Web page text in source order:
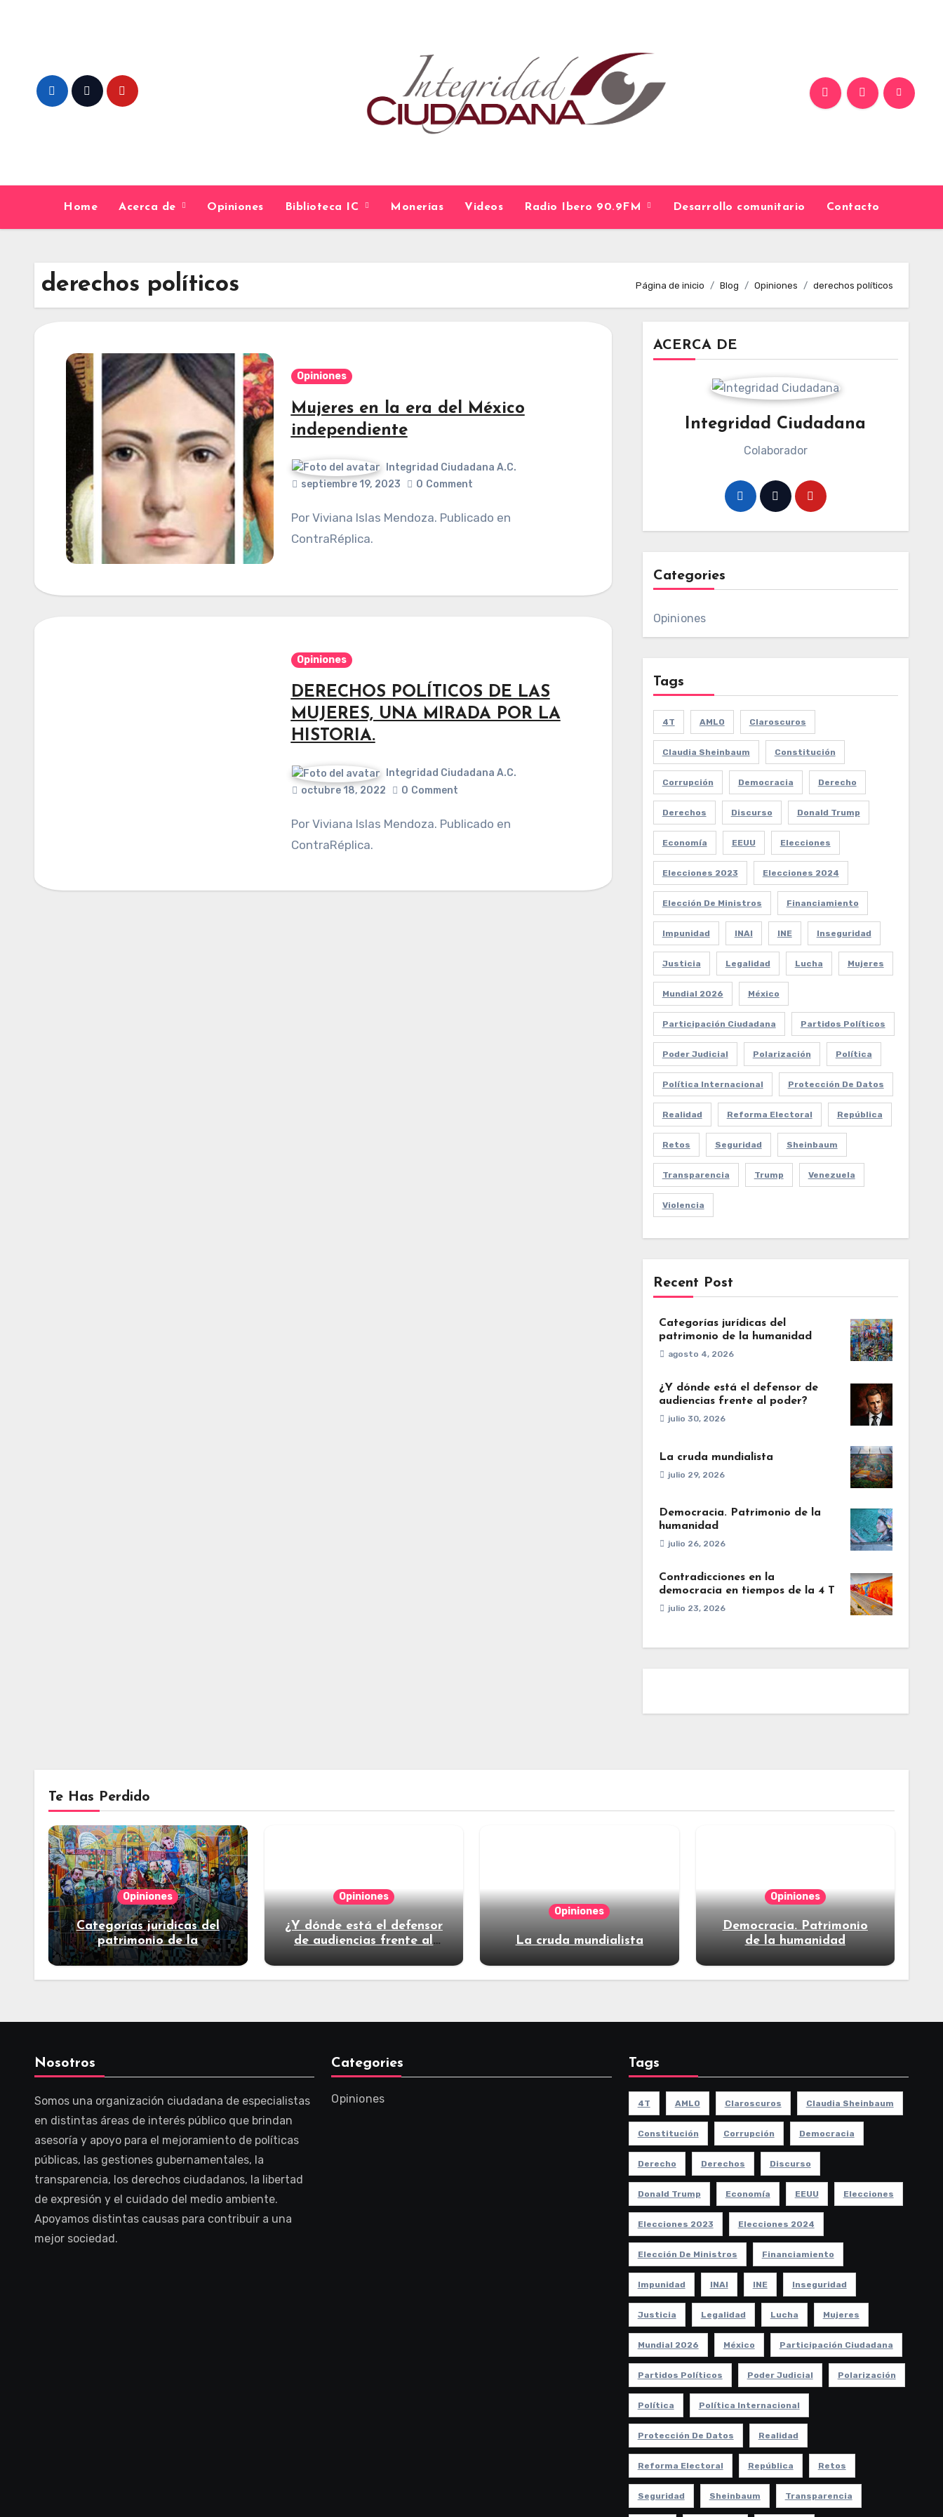
Home Acerca de Opiniones Biblioteca IC Monerías Videos Radio Ibero 90.9FM Desarrollo comunitario Contacto
derechos políticos Página de inicio Blog Opiniones derechos políticos
Opiniones
Mujeres en la era del México
independiente
Integridad Ciudadana A.C.
septiembre 19, 2023
0 Comment
Por Viviana Islas Mendoza. Publicado en
ContraRéplica.
Opiniones
DERECHOS POLÍTICOS DE LAS
MUJERES, UNA MIRADA POR LA
HISTORIA.
Integridad Ciudadana A.C.
octubre 18, 2022
0 Comment
Por Viviana Islas Mendoza. Publicado en
ContraRéplica.
ACERCA DE
Integridad Ciudadana
Colaborador
Categories
Opiniones
Tags
4T AMLO Claroscuros
Claudia Sheinbaum Constitución
Corrupción Democracia Derecho
Derechos Discurso Donald Trump
Economía EEUU Elecciones
Elecciones 2023 Elecciones 2024
Elección De Ministros Financiamiento
Impunidad INAI INE Inseguridad
Justicia Legalidad Lucha Mujeres
Mundial 2026 México
Participación Ciudadana Partidos Políticos
Poder Judicial Polarización Política
Política Internacional Protección De Datos
Realidad Reforma Electoral República
Retos Seguridad Sheinbaum
Transparencia Trump Venezuela
Violencia
Recent Post
Categorías jurídicas del
patrimonio de la humanidad
agosto 4, 2026
¿Y dónde está el defensor de
audiencias frente al poder?
julio 30, 2026
La cruda mundialista
julio 29, 2026
Democracia. Patrimonio de la
humanidad
julio 26, 2026
Contradicciones en la
democracia en tiempos de la 4 T
julio 23, 2026
Te Has Perdido
Opiniones
Categorías jurídicas del
patrimonio de la
humanidad
Opiniones
¿Y dónde está el defensor
de audiencias frente al
Opiniones
La cruda mundialista
Opiniones
Democracia. Patrimonio
de la humanidad
Nosotros
Somos una organización ciudadana de especialistas
en distintas áreas de interés público que brindan
asesoría y apoyo para el mejoramiento de políticas
públicas, las gestiones gubernamentales, la
transparencia, los derechos ciudadanos, la libertad
de expresión y el cuidado del medio ambiente.
Apoyamos distintas causas para contribuir a una
mejor sociedad.
Categories
Opiniones
Tags
4T AMLO Claroscuros Claudia Sheinbaum
Constitución Corrupción Democracia
Derecho Derechos Discurso
Donald Trump Economía EEUU Elecciones
Elecciones 2023 Elecciones 2024
Elección De Ministros Financiamiento
Impunidad INAI INE Inseguridad
Justicia Legalidad Lucha Mujeres
Mundial 2026 México Participación Ciudadana
Partidos Políticos Poder Judicial Polarización
Política Política Internacional
Protección De Datos Realidad
Reforma Electoral República Retos
Seguridad Sheinbaum Transparencia